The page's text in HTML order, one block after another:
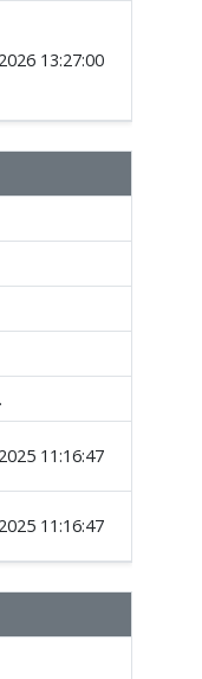
13:27:00
11:16:47
11:16:47